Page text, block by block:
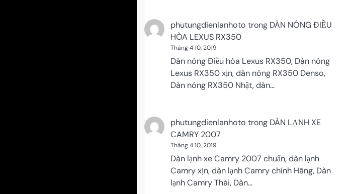
phutungdienlanhoto trong DÀN NÓNG ĐIỀU
HÒA LEXUS RX350
Tháng 4 10, 2019
Dàn nóng Điều hòa Lexus RX350, Dàn nóng
Lexus RX350 xịn, dàn nóng RX350 Denso,
Dàn nóng RX350 Nhật, dàn…
phutungdienlanhoto trong DÀN LẠNH XE
CAMRY 2007
Tháng 4 10, 2019
Dàn lạnh xe Camry 2007 chuẩn, dàn lạnh
Camry xịn, dàn lạnh Camry chính Hãng, Dàn
lạnh Camry Thái, Dàn…